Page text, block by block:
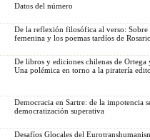
Datos del número
De la reflexión filosófica al verso: Sobre
femenina y los poemas tardíos de
De libros y ediciones chilenas de Ortega
Una polémica en torno a la piratería
Democracia en Sartre: de la impotencia
democratización superativa
Desafíos Glocales del